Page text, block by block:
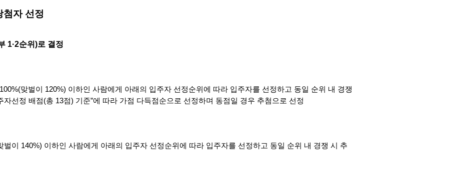
첨자 선정
1·2순위)로 결정
맞벌이 120%) 이하인 사람에게 아래의 입주자 선정순위에 따라 입주자를 선정하고 동일 순위 내 경쟁
자선정 배점(총 13점) 기준”에 따라 가점 다득점순으로 선정하며 동점일 경우 추첨으로 선정
벌이 140%) 이하인 사람에게 아래의 입주자 선정순위에 따라 입주자를 선정하고 동일 순위 내 경쟁 시 추